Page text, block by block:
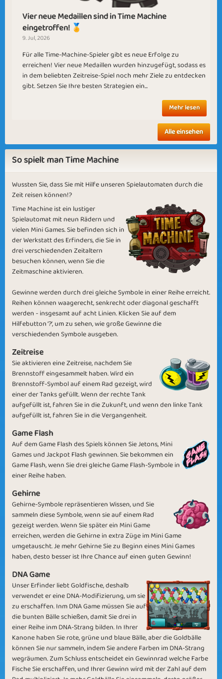
Renewed Energy Dark Winter
Time after Time
Ready To Party Vulcan
Ares
Day
Cold Season Follow Up
Not Time To Waste Pink October
Goodbye April
New Year's
Resolution
For the holidays Working Factory
Getting there Machine Learning
Vier neue Medaillen sind in Time Machine
eingetroffen! 🏅
9. Jul, 2026
Für alle Time-Machine-Spieler gibt es neue Erfolge zu
erreichen! Vier neue Medaillen wurden hinzugefügt, sodass es
in dem beliebten Zeitreise-Spiel noch mehr Ziele zu entdecken
gibt. Setzen Sie Ihre besten Strategien ein...
Mehr lesen
Alle einsehen
So spielt man Time Machine
Wussten Sie, dass Sie mit Hilfe unseren Spielautomaten durch die
Zeit reisen können!?
Time Machine ist ein lustiger
Spielautomat mit neun Rädern und
vielen Mini Games. Sie befinden sich in
der Werkstatt des Erfinders, die Sie in
drei verschiedenden Zeitaltern
besuchen können, wenn Sie die
Zeitmaschine aktivieren.
Gewinne werden durch drei gleiche Symbole in einer Reihe erreicht.
Reihen können waagerecht, senkrecht oder diagonal geschafft
werden - insgesamt auf acht Linien. Klicken Sie auf dem
Hilfebutton ‘?’, um zu sehen, wie große Gewinne die
verschiedenden Symbole ausgeben.
Zeitreise
Sie aktivieren eine Zeitreise, nachdem Sie
Brennstoff eingesammelt haben. Wird ein
Brennstoff-Symbol auf einem Rad gezeigt, wird
einer der Tanks gefüllt. Wenn der rechte Tank
aufgefüllt ist, fahren Sie in die Zukunft, und wenn den linke Tank
aufgefüllt ist, fahren Sie in die Vergangenheit.
Game Flash
Auf dem Game Flash des Spiels können Sie Jetons, Mini
Games und Jackpot Flash gewinnen. Sie bekommen ein
Game Flash, wenn Sie drei gleiche Game Flash-Symbole in
einer Reihe haben.
Gehirne
Gehirne-Symbole repräsentieren Wissen, und Sie
sammeln diese Symbole, wenn sie auf einem Rad
gezeigt werden. Wenn Sie später ein Mini Game
erreichen, werden die Gehirne in extra Züge im Mini Game
umgetauscht. Je mehr Gehirne Sie zu Beginn eines Mini Games
haben, desto besser ist Ihre Chance auf einen guten Gewinn!
DNA Game
Unser Erfinder liebt Goldfische, deshalb
verwendet er eine DNA-Modifizierung, um sie
zu erschaffen. Inm DNA Game müssen Sie auf
die bunten Bälle schießen, damit Sie drei in
einer Reihe inm DNA-Strang bilden. In Ihrer
Kanone haben Sie rote, grüne und blaue Bälle, aber die Goldbälle
können Sie nur sammeln, indem Sie andere Farben im DNA-Strang
wegräumen. Zum Schluss entscheidet ein Gewinnrad welche Farbe
Fische Sie erschaffen, und Ihrer Gewinn wird mit der Zahl auf dem